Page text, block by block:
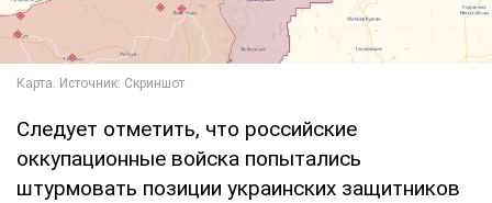
Следует отметить, что российские
оккупационные войска попытались
штурмовать позиции украинских защитников